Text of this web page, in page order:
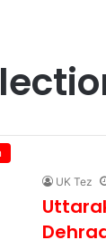
UK Tez